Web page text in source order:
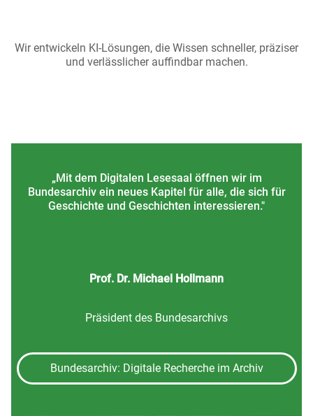
Wir entwickeln KI-Lösungen, die Wissen schneller, präziser
und verlässlicher auffindbar machen.
„Mit dem Digitalen Lesesaal öffnen wir im
Bundesarchiv ein neues Kapitel für alle, die sich für
Geschichte und Geschichten interessieren."
Prof. Dr. Michael Hollmann
Präsident des Bundesarchivs
Bundesarchiv: Digitale Recherche im Archiv